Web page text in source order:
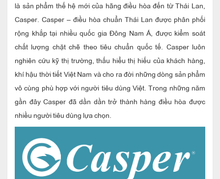
là sản phẩm thế hệ mới của hãng điều hòa đến từ Thái Lan,
Casper. Casper – điều hòa chuẩn Thái Lan được phân phối
rộng khắp tại nhiều quốc gia Đông Nam Á, được kiểm soát
chất lượng chặt chẽ theo tiêu chuẩn quốc tế. Casper luôn
nghiên cứu kỹ thị trường, thấu hiểu thị hiếu của khách hàng,
khí hậu thời tiết Việt Nam và cho ra đời những dòng sản phẩm
vô cùng phù hợp với người tiêu dùng Việt. Trong những năm
gần đây Casper đã dần dần trở thành hàng điều hòa được
nhiều người tiêu dùng lựa chọn.